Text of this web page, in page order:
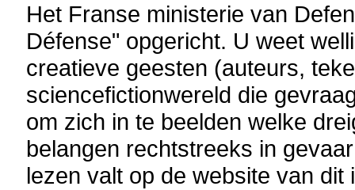
Het Franse ministerie van
Défense" opgericht. U weet
creatieve geesten (auteurs,
sciencefictionwereld die
om zich in te beelden welke
belangen rechtstreeks in
lezen valt op de website van